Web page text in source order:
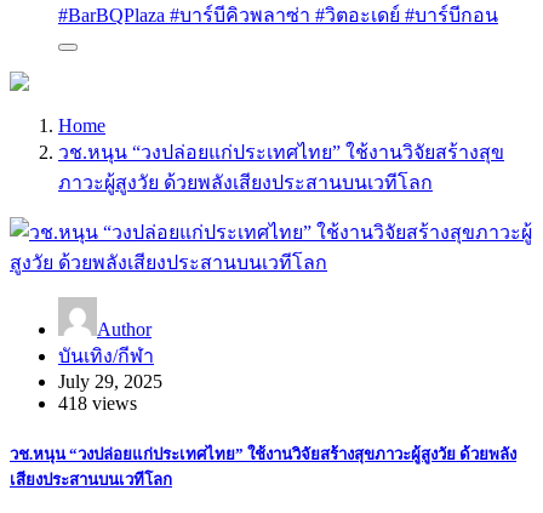
#BarBQPlaza #บาร์บีคิวพลาซ่า #วิตอะเดย์ #บาร์บีกอน
Home
วช.หนุน “วงปล่อยแก่ประเทศไทย” ใช้งานวิจัยสร้างสุข
ภาวะผู้สูงวัย ด้วยพลังเสียงประสานบนเวทีโลก
Author
บันเทิง/กีฬา
July 29, 2025
418 views
วช.หนุน “วงปล่อยแก่ประเทศไทย” ใช้งานวิจัยสร้างสุขภาวะผู้สูงวัย ด้วยพลัง
เสียงประสานบนเวทีโลก